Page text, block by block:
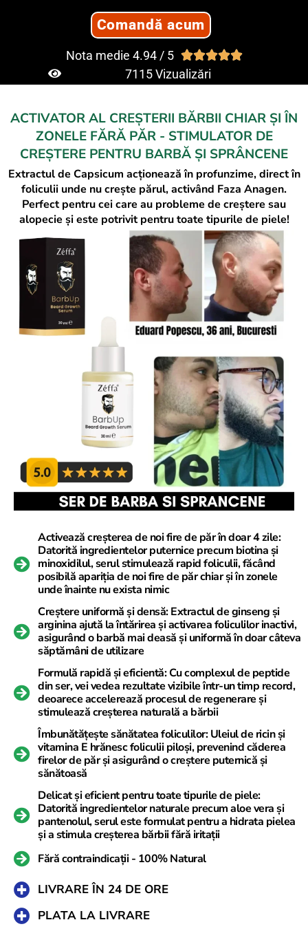
Comandă acum
Nota medie 4.94 / 5 
7116 Vizualizări
ACTIVATOR AL CREȘTERII BĂRBII CHIAR ȘI ÎN
ZONELE FĂRĂ PĂR - STIMULATOR DE
CREȘTERE PENTRU BARBĂ ȘI SPRÂNCENE
Extractul de Capsicum acționează în profunzime, direct în
foliculii unde nu crește părul, activând Faza Anagen.
Perfect pentru cei care au probleme de creștere sau
alopecie și este potrivit pentru toate tipurile de piele!
Activează creșterea de noi fire de păr în doar 4 zile:
Datorită ingredientelor puternice precum biotina și
minoxidilul, serul stimulează rapid foliculii, făcând
posibilă apariția de noi fire de păr chiar și în zonele
unde înainte nu exista nimic
Creștere uniformă și densă: Extractul de ginseng și
arginina ajută la întărirea și activarea foliculilor inactivi,
asigurând o barbă mai deasă și uniformă în doar câteva
săptămâni de utilizare
Formulă rapidă și eficientă: Cu complexul de peptide
din ser, vei vedea rezultate vizibile într-un timp record,
deoarece accelerează procesul de regenerare și
stimulează creșterea naturală a bărbii
Îmbunătățește sănătatea foliculilor: Uleiul de ricin și
vitamina E hrănesc foliculii piloși, prevenind căderea
firelor de păr și asigurând o creștere puternică și
sănătoasă
Delicat și eficient pentru toate tipurile de piele:
Datorită ingredientelor naturale precum aloe vera și
pantenolul, serul este formulat pentru a hidrata pielea
și a stimula creșterea bărbii fără iritații
Fără contraindicații - 100% Natural
LIVRARE ÎN 24 DE ORE
PLATA LA LIVRARE